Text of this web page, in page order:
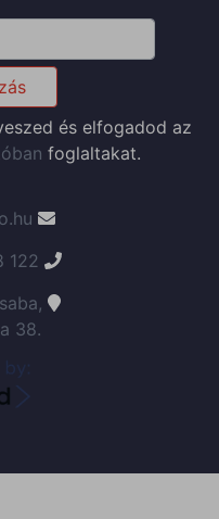
és elfogadod az
foglaltakat.
122
38.